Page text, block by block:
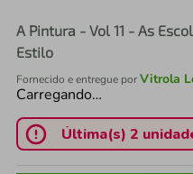
A Pintura - Vol 11 - As
Estilo
Fornecido e entregue porVitrola
Carregando…
Última(s) 2